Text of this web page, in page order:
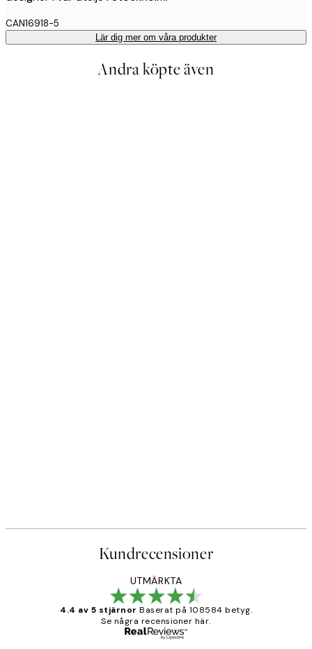
CAN16918-5
Lär dig mer om våra produkter
Andra köpte även
Kundrecensioner
UTMÄRKTA
4.4 av 5 stjärnor Baserat på 108584 betyg.
Se några recensioner här.